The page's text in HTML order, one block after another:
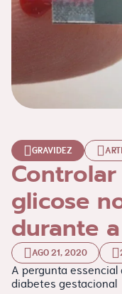
GRAVIDEZ
glicose
durante
AGO 21, 2020
A pergunta
diabetes gestacional